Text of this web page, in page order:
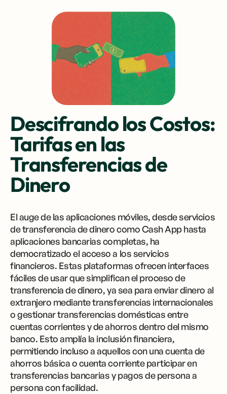
Descifrando los Costos:
Tarifas en las
Transferencias de
Dinero
El auge de las aplicaciones móviles, desde servicios
de transferencia de dinero como Cash App hasta
aplicaciones bancarias completas, ha
democratizado el acceso a los servicios
financieros. Estas plataformas ofrecen interfaces
fáciles de usar que simplifican el proceso de
transferencia de dinero, ya sea para enviar dinero al
extranjero mediante transferencias internacionales
o gestionar transferencias domésticas entre
cuentas corrientes y de ahorros dentro del mismo
banco. Esto amplía la inclusión financiera,
permitiendo incluso a aquellos con una cuenta de
ahorros básica o cuenta corriente participar en
transferencias bancarias y pagos de persona a
persona con facilidad.